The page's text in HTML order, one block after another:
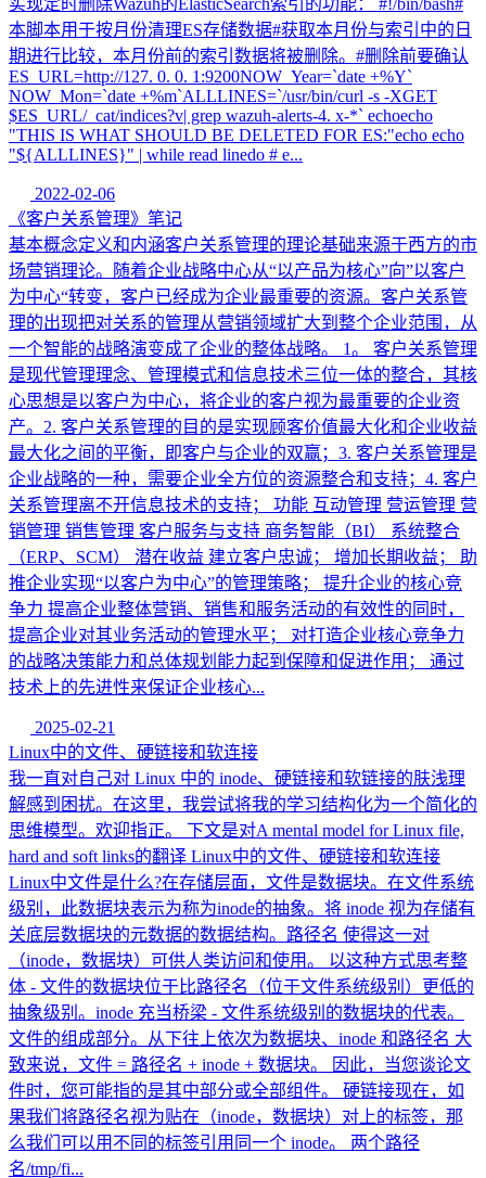
本脚本用于按月份清理ES存储数据#获取本月份与索引中的日
期进行比较，本月份前的索引数据将被删除。#删除前要确认
ES_URL=http://127. 0. 0. 1:9200NOW_Year=`date +%Y`
NOW_Mon=`date +%m`ALLLINES=`/usr/bin/curl -s -XGET
$ES_URL/_cat/indices?v| grep wazuh-alerts-4. x-*` echoecho
"THIS IS WHAT SHOULD BE DELETED FOR ES:"echo echo
"${ALLLINES}" | while read linedo # e...
2022-02-06
《客户关系管理》笔记
基本概念定义和内涵客户关系管理的理论基础来源于西方的市
场营销理论。随着企业战略中心从“以产品为核心”向”以客户
为中心“转变，客户已经成为企业最重要的资源。客户关系管
理的出现把对关系的管理从营销领域扩大到整个企业范围，从
一个智能的战略演变成了企业的整体战略。 1。 客户关系管理
是现代管理理念、管理模式和信息技术三位一体的整合，其核
心思想是以客户为中心，将企业的客户视为最重要的企业资
产。2. 客户关系管理的目的是实现顾客价值最大化和企业收益
最大化之间的平衡，即客户与企业的双赢；3. 客户关系管理是
企业战略的一种，需要企业全方位的资源整合和支持；4. 客户
关系管理离不开信息技术的支持； 功能 互动管理 营运管理 营
销管理 销售管理 客户服务与支持 商务智能（BI） 系统整合
（ERP、SCM） 潜在收益 建立客户忠诚； 增加长期收益； 助
推企业实现“以客户为中心”的管理策略； 提升企业的核心竞
争力 提高企业整体营销、销售和服务活动的有效性的同时，
提高企业对其业务活动的管理水平； 对打造企业核心竞争力
的战略决策能力和总体规划能力起到保障和促进作用； 通过
技术上的先进性来保证企业核心...
2025-02-21
Linux中的文件、硬链接和软连接
我一直对自己对 Linux 中的 inode、硬链接和软链接的肤浅理
解感到困扰。在这里，我尝试将我的学习结构化为一个简化的
思维模型。欢迎指正。 下文是对A mental model for Linux file,
hard and soft links的翻译 Linux中的文件、硬链接和软连接
Linux中文件是什么?在存储层面，文件是数据块。在文件系统
级别，此数据块表示为称为inode的抽象。将 inode 视为存储有
关底层数据块的元数据的数据结构。路径名 使得这一对
（inode，数据块）可供人类访问和使用。 以这种方式思考整
体 - 文件的数据块位于比路径名（位于文件系统级别）更低的
抽象级别。inode 充当桥梁 - 文件系统级别的数据块的代表。
文件的组成部分。从下往上依次为数据块、inode 和路径名 大
致来说，文件 = 路径名 + inode + 数据块。 因此，当您谈论文
件时，您可能指的是其中部分或全部组件。 硬链接现在，如
果我们将路径名视为贴在（inode，数据块）对上的标签，那
么我们可以用不同的标签引用同一个 inode。 两个路径
名/tmp/fi...